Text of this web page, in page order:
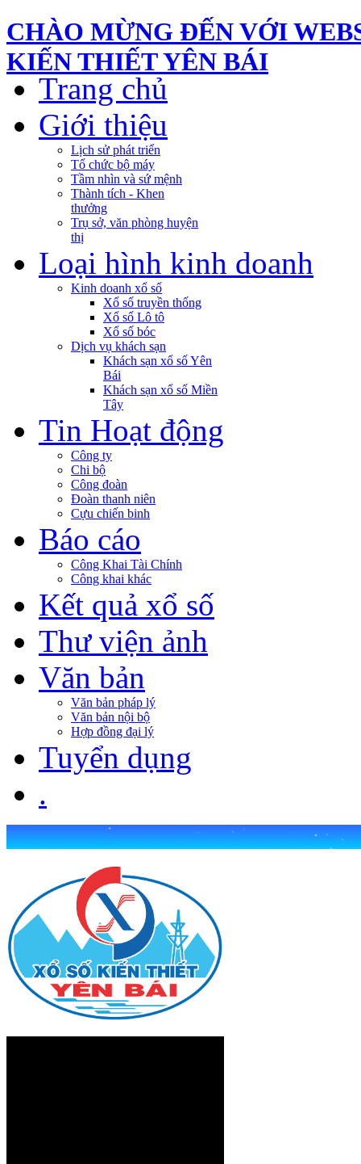
CHÀO MỪNG ĐẾN VỚI
KIẾN THIẾT YÊN BÁI
Trang chủ
Giới thiệu
Lịch sử phát triển
Tổ chức bộ máy
Tầm nhìn và sứ mệnh
Thành tích - Khen
thưởng
Trụ sở, văn phòng huyện
thị
Loại hình kinh doanh
Kinh doanh xổ số
Xổ số truyền thống
Xổ số Lô tô
Xổ số bóc
Dịch vụ khách sạn
Khách sạn xổ số Yên
Bái
Khách sạn xổ số Miền
Tây
Tin Hoạt động
Công ty
Chi bộ
Công đoàn
Đoàn thanh niên
Cựu chiến binh
Báo cáo
Công Khai Tài Chính
Công khai khác
Kết quả xổ số
Thư viện ảnh
Văn bản
Văn bản pháp lý
Văn bản nội bộ
Hợp đồng đại lý
Tuyển dụng
.